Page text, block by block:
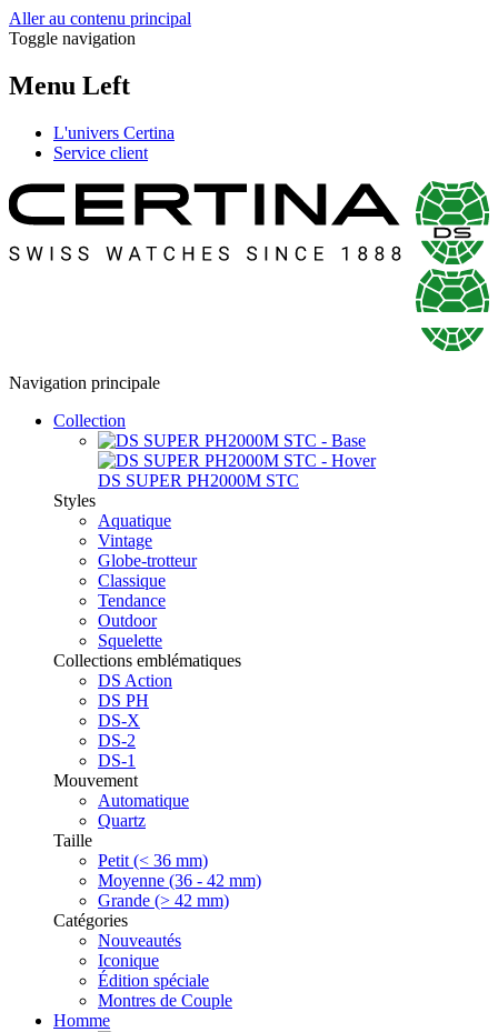
Aller au contenu principal
Toggle navigation
Menu Left
L'univers Certina
Service client
Navigation principale
Collection
DS SUPER PH2000M STC
Styles
Aquatique
Vintage
Globe-trotteur
Classique
Tendance
Outdoor
Squelette
Collections emblématiques
DS Action
DS PH
DS-X
DS-2
DS-1
Mouvement
Automatique
Quartz
Taille
Petit (< 36 mm)
Moyenne (36 - 42 mm)
Grande (> 42 mm)
Catégories
Nouveautés
Iconique
Édition spéciale
Montres de Couple
Homme